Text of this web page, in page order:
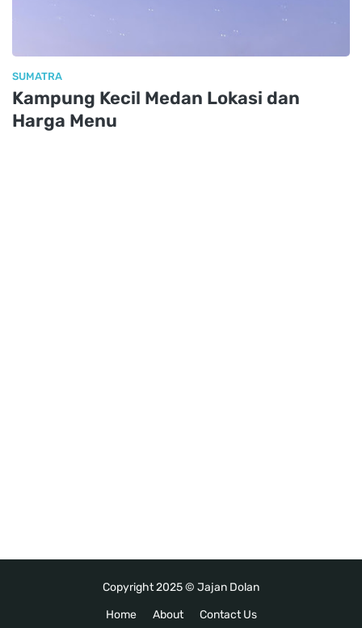
SUMATRA
Kampung Kecil Medan Lokasi dan
Harga Menu
Copyright 2025 © Jajan Dolan
Home
About Contact Us